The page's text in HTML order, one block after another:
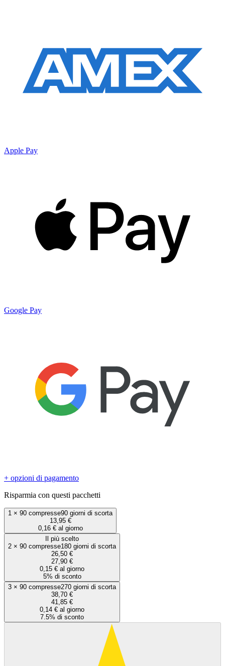
Apple Pay
Google Pay
+ opzioni di pagamento
Risparmia con questi pacchetti
1 × 90 compresse90 giorni di scorta
13,95 €
0,16 € al giorno
Il più scelto
2 × 90 compresse180 giorni di scorta
26,50 €
27,90 €
0,15 € al giorno
5% di sconto
3 × 90 compresse270 giorni di scorta
38,70 €
41,85 €
0,14 € al giorno
7.5% di sconto